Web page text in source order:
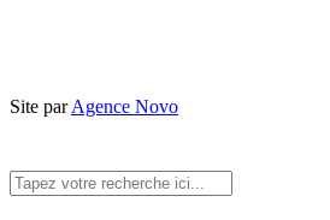
Site parAgence Novo